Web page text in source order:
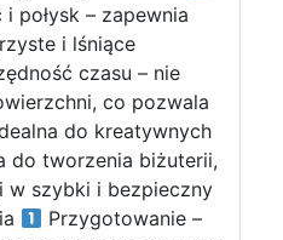
połysk – zapewnia
i lśniące
czasu – nie
co pozwala
do kreatywnych
do tworzenia biżuterii,
w szybki i bezpieczny
Przygotowanie –